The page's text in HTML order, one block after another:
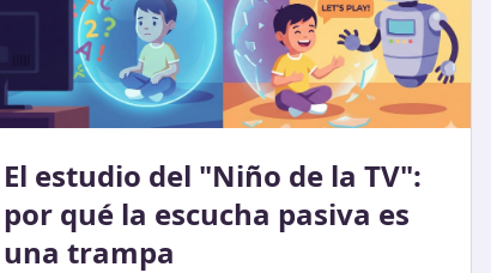
El estudio del "Niño de la TV":
por qué la escucha pasiva es
una trampa